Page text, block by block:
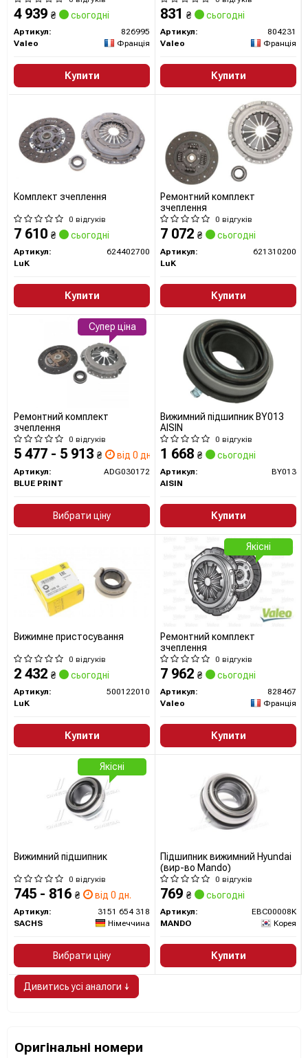
4 939 ₴ сьогодні
Артикул:
826995
Valeo
Франція
Купити
831 ₴ сьогодні
Артикул:
804231
Valeo
Франція
Купити
Комплект зчеплення
0 відгуків
7 610 ₴ сьогодні
Артикул:
624402700
LuK
Купити
Ремонтний комплект
зчеплення
0 відгуків
7 072 ₴ сьогодні
Артикул:
621310200
LuK
Купити
Ремонтний комплект
зчеплення
0 відгуків
5 477 - 5 913 ₴ від 0 дн.
Артикул:
ADG030172
BLUE PRINT
Вибрати ціну
Супер ціна
Вижимний підшипник BY013
AISIN
0 відгуків
1 668 ₴ сьогодні
Артикул:
BY013
AISIN
Купити
Вижимне пристосування
0 відгуків
2 432 ₴ сьогодні
Артикул:
500122010
LuK
Купити
Ремонтний комплект
зчеплення
0 відгуків
7 962 ₴ сьогодні
Артикул:
828467
Valeo
Франція
Купити
Якісні
Вижимний підшипник
0 відгуків
745 - 816 ₴ від 0 дн.
Артикул:
3151 654 318
SACHS
Німеччина
Вибрати ціну
Якісні
Підшипник вижимний Hyundai
(вир-во Mando)
0 відгуків
769 ₴ сьогодні
Артикул:
EBC00008K
MANDO
Корея
Купити
Дивитись усі аналоги ↓
Оригінальні номери